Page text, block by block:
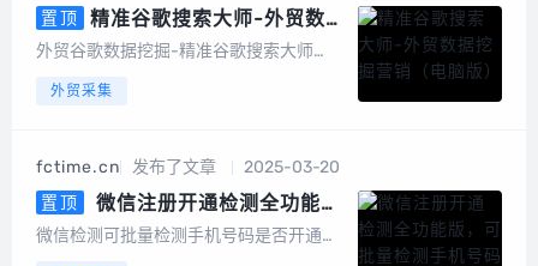
置顶
精准谷歌搜索大师-外贸数据
挖掘营销（电脑版）
外贸谷歌数据挖掘-精准谷歌搜索大师
以google搜索引擎作为基础进行智能数据
acebook、linkin、twitt...
外贸采集
fctime.cn 发布了文章
2025-03-20
置顶
微信注册开通检测全功能
版，可批量检测手机号码是否开通
微信检测可批量检测手机号码是否开通微